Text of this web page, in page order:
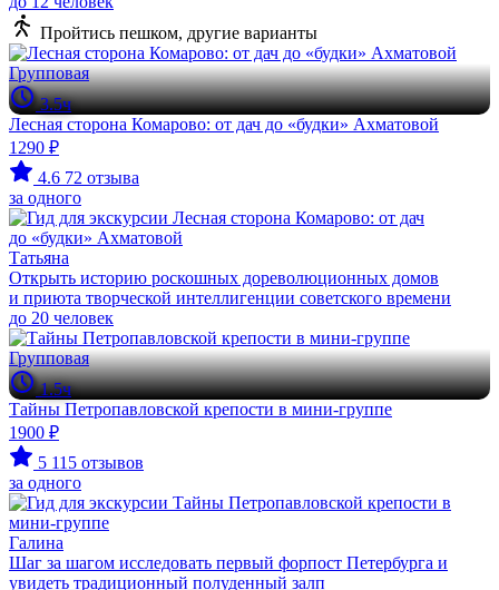
Пройтись пешком, другие варианты
Групповая
3.5ч
Лесная сторона Комарово: от дач до «будки» Ахматовой
1290 ₽
4.6 72 отзыва
за одного
Татьяна
Открыть историю роскошных дореволюционных домов
и приюта творческой интеллигенции советского времени
до 20 человек
Групповая
1.5ч
Тайны Петропавловской крепости в мини-группе
1900 ₽
5 115 отзывов
за одного
Галина
Шаг за шагом исследовать первый форпост Петербурга и
увидеть традиционный полуденный залп